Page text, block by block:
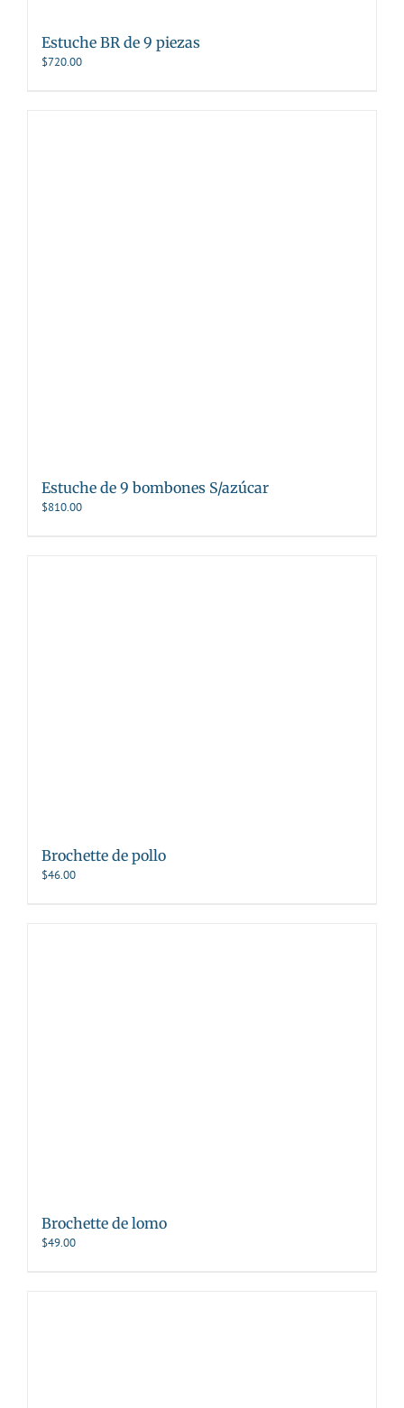
Estuche BR de 9 piezas
$720.00
Estuche de 9 bombones S/azúcar
$810.00
Brochette de pollo
$46.00
Brochette de lomo
$49.00